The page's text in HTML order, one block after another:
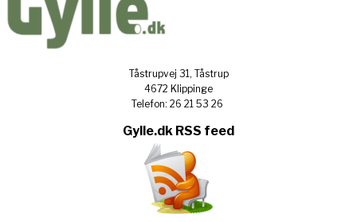
Tåstrupvej 31, Tåstrup
4672 Klippinge
Telefon: 26 21 53 26
Gylle.dk RSS feed